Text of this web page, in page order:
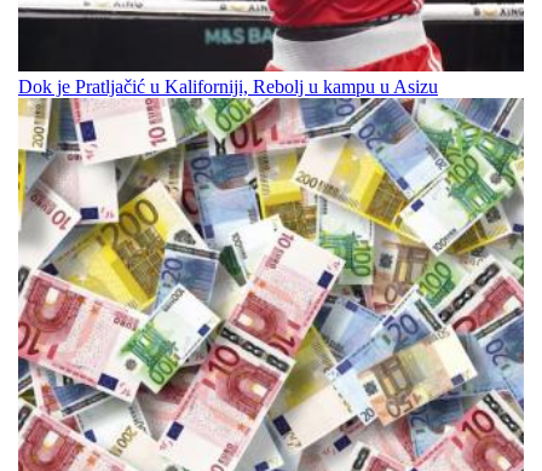
Dok je Pratljačić u Kaliforniji, Rebolj u kampu u Asizu